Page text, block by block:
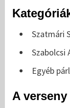
Szatmári
Szabolcsi
Egyéb
A